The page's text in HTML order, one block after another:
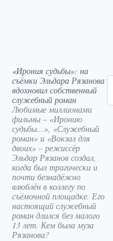
«Ирония судьбы»: на
съёмки Эльдара Рязанова
вдохновил собственный
служебный роман
Любимые миллионами
фильмы – «Иронию
судьбы...», «Служебный
роман» и «Вокзал для
двоих» – режиссёр
Эльдар Рязанов создал,
когда был трагически и
почти безнадёжно
влюблён в коллегу по
съёмочной площадке. Его
настоящий служебный
роман длился без малого
13 лет. Кем была муза
Рязанова?